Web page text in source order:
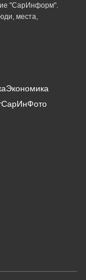
"СарИнформ".
места,
Экономика
СарИнФото